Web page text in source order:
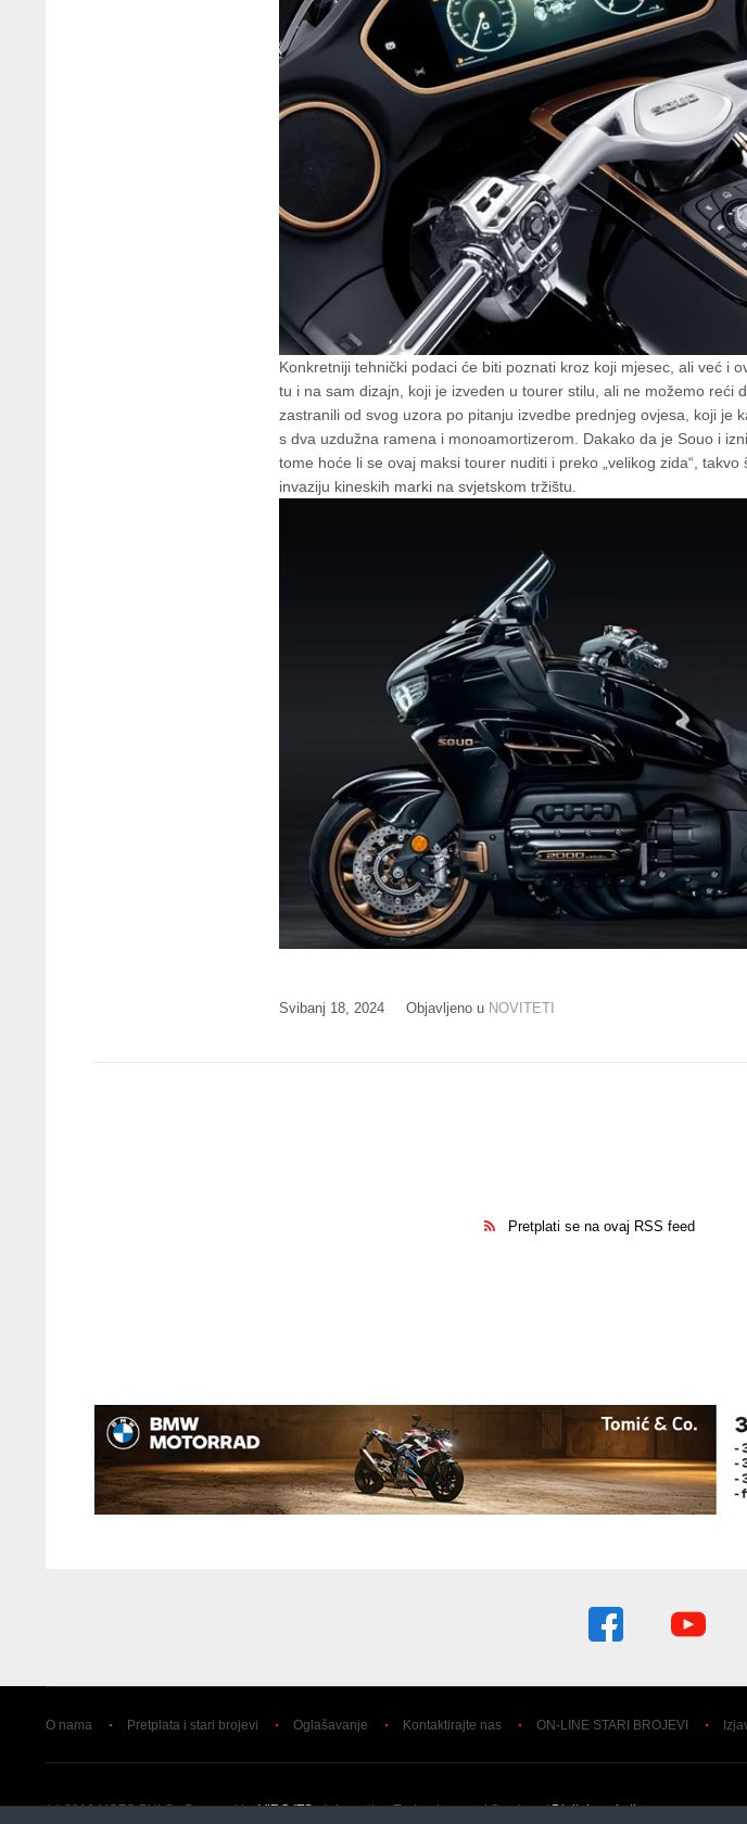
Konkretniji tehnički podaci će biti poznati kroz koji mjesec, ali već i
tu i na sam dizajn, koji je izveden u tourer stilu, ali ne možemo reći
zastranili od svog uzora po pitanju izvedbe prednjeg ovjesa, koji je
s dva uzdužna ramena i monoamortizerom. Dakako da je Souo i
tome hoće li se ovaj maksi tourer nuditi i preko „velikog zida“,
invaziju kineskih marki na svjetskom tržištu.
Svibanj 18, 2024 Objavljeno u NOVITETI
Pretplati se na ovaj RSS feed
O nama Pretplata i stari brojevi Oglašavanje Kontaktirajte nas ON-LINE STARI BROJEVI
(c) 2016 MOTO PULS - Powered byVIRO ITS- Information Technology and Services /Digital marketing agency